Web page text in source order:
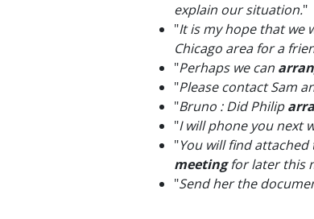
explain our situation."
"It is my hope that we
Chicago area for a
"Perhaps we can
"Please contact Sam
"Bruno : Did Philip
"I will phone you next
"You will find
meetingfor later this
"Send her the